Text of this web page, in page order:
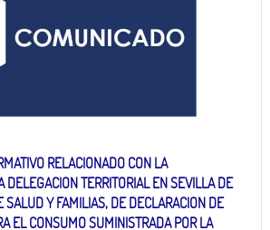
RELACIONADO CON LA
DELEGACION TERRITORIAL EN SEVILLA DE
SALUD Y FAMILIAS, DE DECLARACION DE
EL CONSUMO SUMINISTRADA POR LA